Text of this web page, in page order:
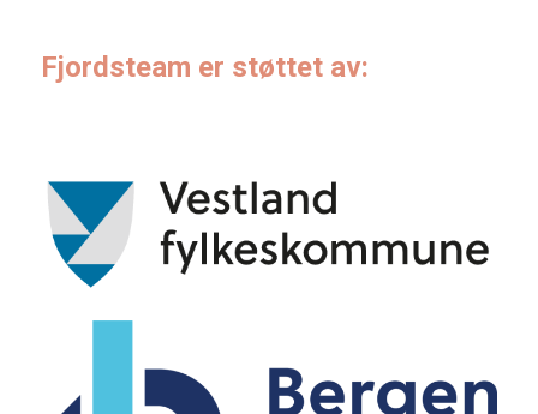
Fjordsteam er støttet av: